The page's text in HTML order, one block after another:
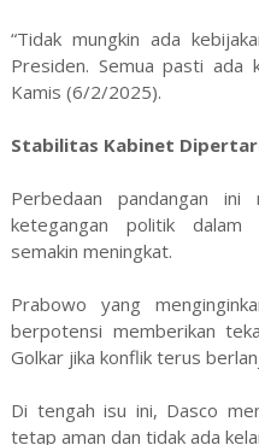
“Tidak mungkin ada
Presiden. Semua pasti ada
Kamis (6/2/2025).
Stabilitas Kabinet
Perbedaan pandangan ini
ketegangan politik dalam
semakin meningkat.
Prabowo yang
berpotensi memberikan
Golkar jika konflik terus
Di tengah isu ini, Dasco
tetap aman dan tidak ada